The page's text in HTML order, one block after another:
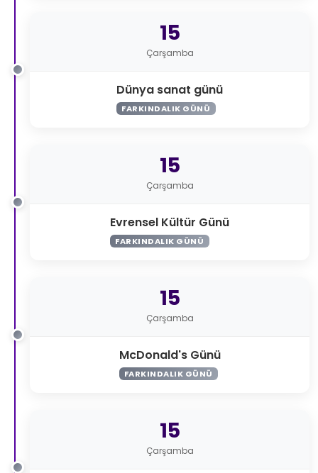
15
Çarşamba
Dünya sanat günü
FARKINDALIK GÜNÜ
15
Çarşamba
Evrensel Kültür Günü
FARKINDALIK GÜNÜ
15
Çarşamba
McDonald's Günü
FARKINDALIK GÜNÜ
15
Çarşamba